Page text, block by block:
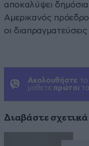
αποκαλύψει δημόσια
Αμερικανός
οι
Ακολουθήστε το
μάθετε πρώτοι τα
Διαβάστε σχετικά